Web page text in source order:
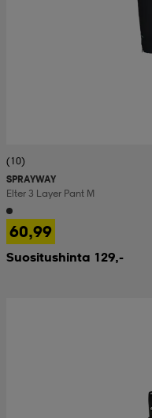
(10)
SPRAYWAY
Elter 3 Layer Pant M
60,99
Suositushinta 129,-